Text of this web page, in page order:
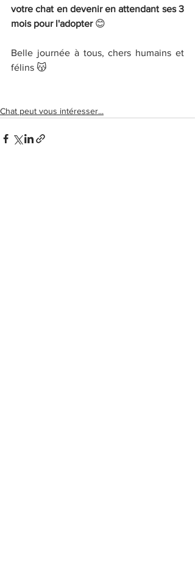
votre chat en devenir en attendant ses 3
mois pour l'adopter 😊
Belle journée à tous, chers humains et
félins 😽
Chat peut vous intéresser...